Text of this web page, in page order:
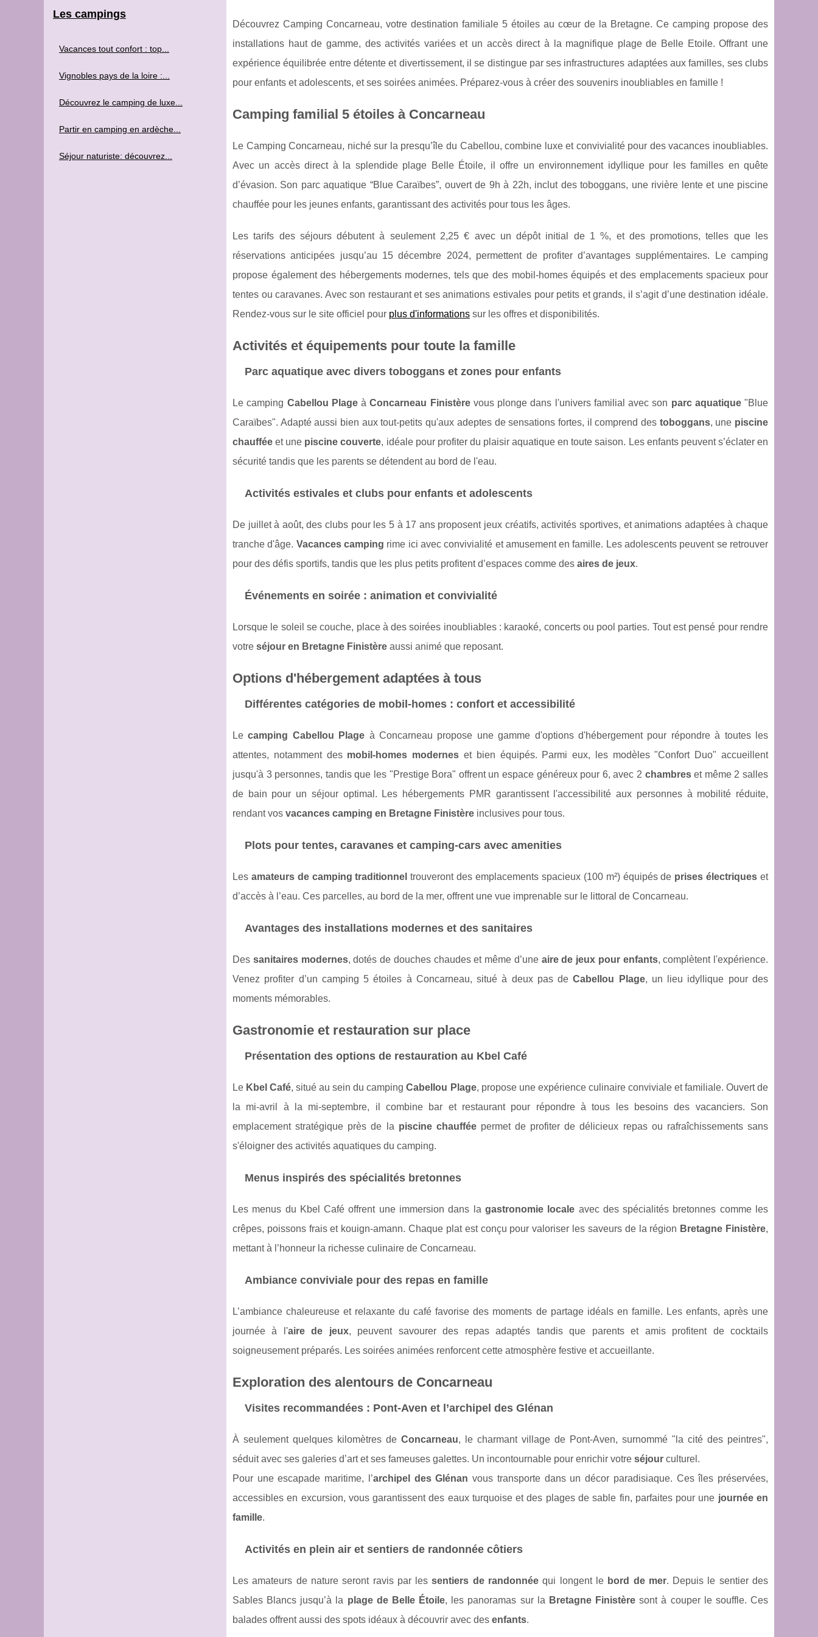
Découvrez Camping Concarneau, votre destination familiale 5 étoiles au cœur de la Bretagne. Ce camping propose des
installations haut de gamme, des activités variées et un accès direct à la magnifique plage de Belle Etoile. Offrant une
expérience équilibrée entre détente et divertissement, il se distingue par ses infrastructures adaptées aux familles, ses clubs
pour enfants et adolescents, et ses soirées animées. Préparez-vous à créer des souvenirs inoubliables en famille !
Camping familial 5 étoiles à Concarneau
Le Camping Concarneau, niché sur la presqu’île du Cabellou, combine luxe et convivialité pour des vacances inoubliables.
Avec un accès direct à la splendide plage Belle Étoile, il offre un environnement idyllique pour les familles en quête
d’évasion. Son parc aquatique “Blue Caraïbes”, ouvert de 9h à 22h, inclut des toboggans, une rivière lente et une piscine
chauffée pour les jeunes enfants, garantissant des activités pour tous les âges.
Les tarifs des séjours débutent à seulement 2,25 € avec un dépôt initial de 1 %, et des promotions, telles que les
réservations anticipées jusqu’au 15 décembre 2024, permettent de profiter d’avantages supplémentaires. Le camping
propose également des hébergements modernes, tels que des mobil-homes équipés et des emplacements spacieux pour
tentes ou caravanes. Avec son restaurant et ses animations estivales pour petits et grands, il s’agit d’une destination idéale.
Rendez-vous sur le site officiel pour plus d'informations sur les offres et disponibilités.
Activités et équipements pour toute la famille
Parc aquatique avec divers toboggans et zones pour enfants
Le camping Cabellou PlageàConcarneau Finistèrevous plonge dans l'univers familial avec son parc aquatique"Blue
Caraïbes". Adapté aussi bien aux tout-petits qu'aux adeptes de sensations fortes, il comprend des toboggans, une piscine
chauffée et une piscine couverte, idéale pour profiter du plaisir aquatique en toute saison. Les enfants peuvent s’éclater en
sécurité tandis que les parents se détendent au bord de l'eau.
Activités estivales et clubs pour enfants et adolescents
De juillet à août, des clubs pour les 5 à 17 ans proposent jeux créatifs, activités sportives, et animations adaptées à chaque
tranche d'âge. Vacances camping rime ici avec convivialité et amusement en famille. Les adolescents peuvent se retrouver
pour des défis sportifs, tandis que les plus petits profitent d’espaces comme des aires de jeux.
Événements en soirée : animation et convivialité
Lorsque le soleil se couche, place à des soirées inoubliables : karaoké, concerts ou pool parties. Tout est pensé pour rendre
votre séjour en Bretagne Finistère aussi animé que reposant.
Options d'hébergement adaptées à tous
Différentes catégories de mobil-homes : confort et accessibilité
Lecamping Cabellou Plage à Concarneau propose une gamme d'options d'hébergement pour répondre à toutes les
attentes, notamment des mobil-homes modernes et bien équipés. Parmi eux, les modèles "Confort Duo" accueillent
jusqu'à 3 personnes, tandis que les "Prestige Bora" offrent un espace généreux pour 6, avec 2 chambreset même 2 salles
de bain pour un séjour optimal. Les hébergements PMR garantissent l'accessibilité aux personnes à mobilité réduite,
rendant vos vacances camping en Bretagne Finistère inclusives pour tous.
Plots pour tentes, caravanes et camping-cars avec amenities
Les amateurs de camping traditionnel trouveront des emplacements spacieux (100 m²) équipés de prises électriques et
d’accès à l’eau. Ces parcelles, au bord de la mer, offrent une vue imprenable sur le littoral de Concarneau.
Avantages des installations modernes et des sanitaires
Des sanitaires modernes, dotés de douches chaudes et même d’une aire de jeux pour enfants, complètent l'expérience.
Venez profiter d’un camping 5 étoiles à Concarneau, situé à deux pas deCabellou Plage, un lieu idyllique pour des
moments mémorables.
Gastronomie et restauration sur place
Présentation des options de restauration au Kbel Café
Le Kbel Café, situé au sein du campingCabellou Plage, propose une expérience culinaire conviviale et familiale. Ouvert de
la mi-avril à la mi-septembre, il combine bar et restaurant pour répondre à tous les besoins des vacanciers. Son
emplacement stratégique près de la piscine chaufféepermet de profiter de délicieux repas ou rafraîchissements sans
s'éloigner des activités aquatiques du camping.
Menus inspirés des spécialités bretonnes
Les menus du Kbel Café offrent une immersion dans la gastronomie locale avec des spécialités bretonnes comme les
crêpes, poissons frais et kouign-amann. Chaque plat est conçu pour valoriser les saveurs de la région Bretagne Finistère,
mettant à l’honneur la richesse culinaire de Concarneau.
Ambiance conviviale pour des repas en famille
L’ambiance chaleureuse et relaxante du café favorise des moments de partage idéals en famille. Les enfants, après une
journée à l'aire de jeux, peuvent savourer des repas adaptés tandis que parents et amis profitent de cocktails
soigneusement préparés. Les soirées animées renforcent cette atmosphère festive et accueillante.
Exploration des alentours de Concarneau
Visites recommandées : Pont-Aven et l’archipel des Glénan
À seulement quelques kilomètres de Concarneau, le charmant village de Pont-Aven, surnommé "la cité des peintres",
séduit avec ses galeries d’art et ses fameuses galettes. Un incontournable pour enrichir votre séjour culturel.
Pour une escapade maritime, l’archipel des Glénan vous transporte dans un décor paradisiaque. Ces îles préservées,
accessibles en excursion, vous garantissent des eaux turquoise et des plages de sable fin, parfaites pour une journée en
famille.
Activités en plein air et sentiers de randonnée côtiers
Les amateurs de nature seront ravis par lessentiers de randonnée qui longent le bord de mer. Depuis le sentier des
Sables Blancs jusqu’à la plage de Belle Étoile, les panoramas sur la Bretagne Finistère sont à couper le souffle. Ces
balades offrent aussi des spots idéaux à découvrir avec des enfants.
Les campings
Vacances tout confort : top...
Vignobles pays de la loire :...
Découvrez le camping de luxe...
Partir en camping en ardèche...
Séjour naturiste: découvrez...